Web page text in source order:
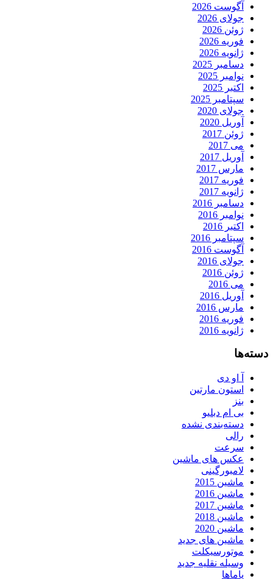
آگوست 2026
جولای 2026
ژوئن 2026
فوریه 2026
ژانویه 2026
دسامبر 2025
نوامبر 2025
اکتبر 2025
سپتامبر 2025
جولای 2020
آوریل 2020
ژوئن 2017
می 2017
آوریل 2017
مارس 2017
فوریه 2017
ژانویه 2017
دسامبر 2016
نوامبر 2016
اکتبر 2016
سپتامبر 2016
آگوست 2016
جولای 2016
ژوئن 2016
می 2016
آوریل 2016
مارس 2016
فوریه 2016
ژانویه 2016
دسته‌ها
آ او دی
استون مارتین
بنز
بی ام دبلیو
دسته‌بندی نشده
رالی
سرعت
عکس های ماشین
لامبورگینی
ماشین 2015
ماشین 2016
ماشین 2017
ماشین 2018
ماشین 2020
ماشین های جدید
موتورسیکلت
وسیله نقلیه جدید
یاماها